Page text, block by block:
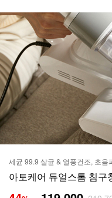
세균 99.9 살균 & 열풍건조, 초음
아토케어 듀얼스톰 침구